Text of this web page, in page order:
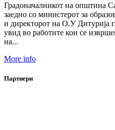
Градоначалникот на општина
заедно со министерот за
и директорот на О.У Дитурија
увид во работите кои се
на...
More info
Партнери